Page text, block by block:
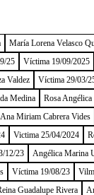
María Lorena Velasco
25 Víctima 19/09/2025
Valdez Víctima 29/03/
Medina Rosa
Ana Miriam Cabrera Vides
Victima 25/04/2024
12/23 Angélica Marina
Víctima 19/08/23
Guadalupe Rivera